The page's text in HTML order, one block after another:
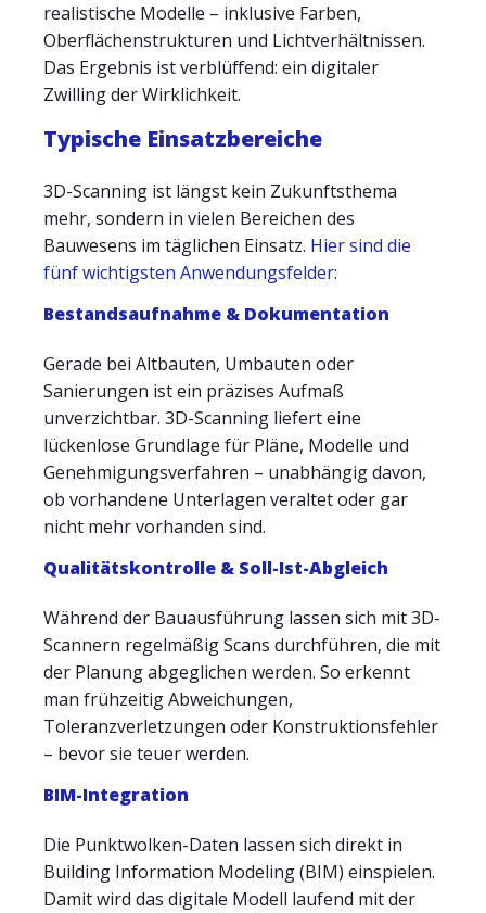
realistische Modelle – inklusive Farben,
Oberflächenstrukturen und Lichtverhältnissen.
Das Ergebnis ist verblüffend: ein digitaler
Zwilling der Wirklichkeit.
Typische Einsatzbereiche
3D-Scanning ist längst kein Zukunftsthema
mehr, sondern in vielen Bereichen des
Bauwesens im täglichen Einsatz. Hier sind die
fünf wichtigsten Anwendungsfelder:
Bestandsaufnahme & Dokumentation
Gerade bei Altbauten, Umbauten oder
Sanierungen ist ein präzises Aufmaß
unverzichtbar. 3D-Scanning liefert eine
lückenlose Grundlage für Pläne, Modelle und
Genehmigungsverfahren – unabhängig davon,
ob vorhandene Unterlagen veraltet oder gar
nicht mehr vorhanden sind.
Qualitätskontrolle & Soll-Ist-Abgleich
Während der Bauausführung lassen sich mit 3D-
Scannern regelmäßig Scans durchführen, die mit
der Planung abgeglichen werden. So erkennt
man frühzeitig Abweichungen,
Toleranzverletzungen oder Konstruktionsfehler
– bevor sie teuer werden.
BIM-Integration
Die Punktwolken-Daten lassen sich direkt in
Building Information Modeling (BIM) einspielen.
Damit wird das digitale Modell laufend mit der